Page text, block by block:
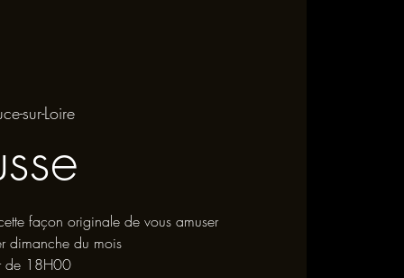
sur-Loire
façon originale de vous amuser
dimanche du mois
de 18H00